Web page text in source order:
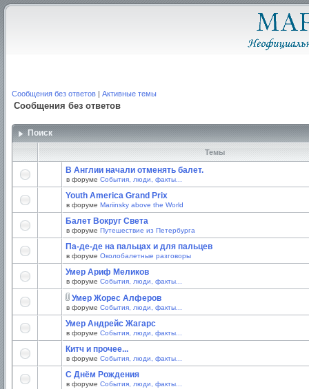
Сообщения без ответов | Активные темы
Сообщения без ответов
Поиск
Темы
В Англии начали отменять балет.
в форуме События, люди, факты...
Youth America Grand Prix
в форуме Mariinsky above the World
Балет Вокруг Света
в форуме Путешествие из Петербурга
Па-де-де на пальцах и для пальцев
в форуме Околобалетные разговоры
Умер Ариф Меликов
в форуме События, люди, факты...
Умер Жорес Алферов
в форуме События, люди, факты...
Умер Андрейс Жагарс
в форуме События, люди, факты...
Китч и прочее...
в форуме События, люди, факты...
С Днём Рождения
в форуме События, люди, факты...